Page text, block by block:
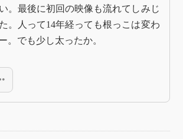
。最後に初回の映像も流れてしみじ
。人って14年経っても根っこは変わ
。でも少し太ったか。